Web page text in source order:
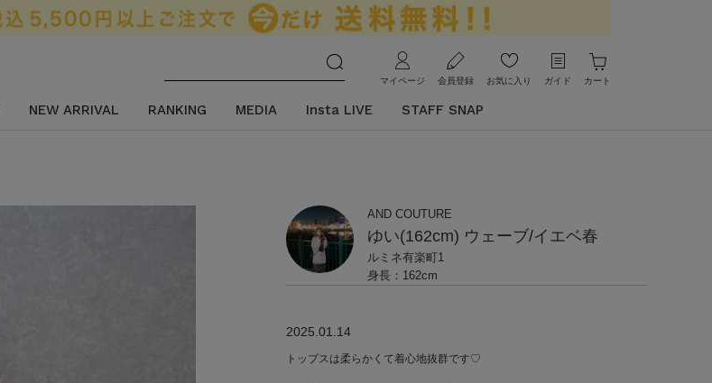
マイページ 会員登録 お気に入り ガイド カート
NEW ARRIVAL RANKING MEDIA Insta LIVE STAFF SNAP
2025.01.14
AND COUTURE
ルミネ有楽町1
ゆい(162cm) ウェーブ/イエベ春
身長：162cm
トップスは柔らかくて着心地抜群です♡